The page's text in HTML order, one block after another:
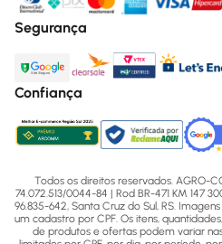
Segurança
Confiança
Todos os direitos reservados. AGRO-
74.072.513/0044-84 | Rod BR-471 KM 147
96.835-642, Santa Cruz do Sul, RS.
um cadastro por CPF. Os itens,
de produtos e ofertas podem variar